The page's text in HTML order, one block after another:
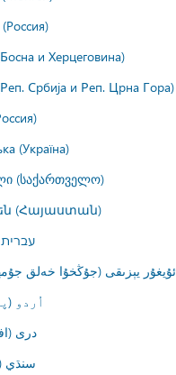
и Херцеговина)
Србија и Реп. Црна Гора)
(Україна)
(საქართველო)
(Հայաստան)
ئۇيغۇر يېزىقى (جۇڭخۇا خەلق
اُردو
درى
سنڌي